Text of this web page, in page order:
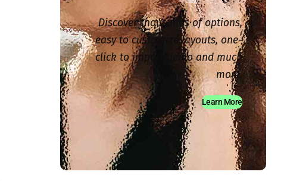
Discover thousands of options,
easy to customize layouts, one-
click to import demo and much
more.
Learn More